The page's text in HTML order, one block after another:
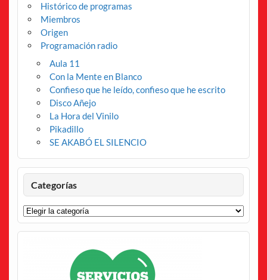
Histórico de programas
Miembros
Origen
Programación radio
Aula 11
Con la Mente en Blanco
Confieso que he leído, confieso que he escrito
Disco Añejo
La Hora del Vinilo
Pikadillo
SE AKABÓ EL SILENCIO
Categorías
Categorías